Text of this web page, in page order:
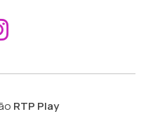
ao
RTP Play